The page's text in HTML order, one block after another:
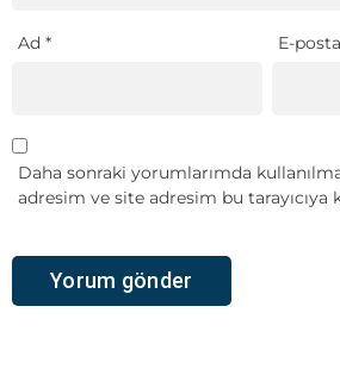
Ad * E-
Daha sonraki yorumlarımda
adresim ve site adresim bu tarayıcıya